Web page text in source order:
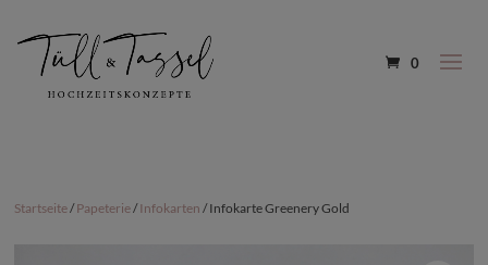
0
Startseite/Papeterie/Infokarten / Infokarte Greenery Gold